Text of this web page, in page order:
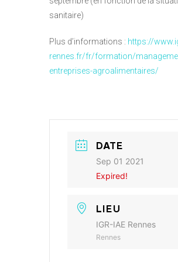
sanitaire)
Plus d’informations : https://
rennes.fr/fr/formation/
entreprises-agroalimentaires/
DATE
Sep 01 2021
Expired!
LIEU
IGR-IAE Rennes
Rennes